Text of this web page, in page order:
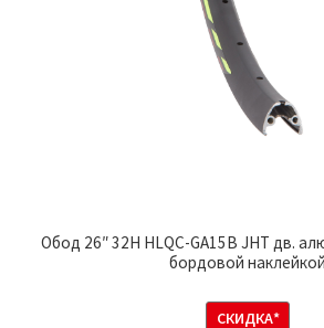
Обод 26″ 32Н HLQC-GA15B JHT дв.
бордовой наклейкой
СКИДКА*